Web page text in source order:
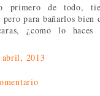
primero de todo,
pero para bañarlos bien
¿como lo
abril, 2013